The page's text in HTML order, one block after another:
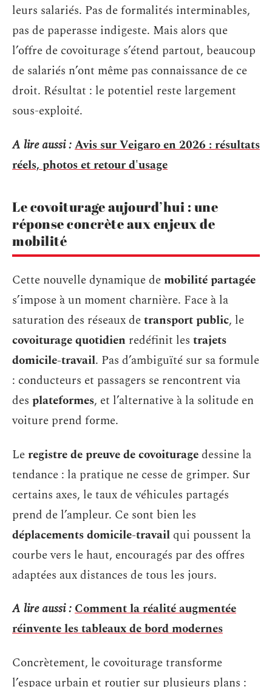
leurs salariés. Pas de formalités interminables,
pas de paperasse indigeste. Mais alors que
l’offre de covoiturage s’étend partout, beaucoup
de salariés n’ont même pas connaissance de ce
droit. Résultat : le potentiel reste largement
sous-exploité.
A lire aussi :Avis sur Veigaro en 2026 : résultats
réels, photos et retour d'usage
Le covoiturage aujourd’hui : une
réponse concrète aux enjeux de
mobilité
Cette nouvelle dynamique demobilité partagée
s’impose à un moment charnière. Face à la
saturation des réseaux detransport public, le
covoiturage quotidien redéfinit les trajets
domicile-travail. Pas d’ambiguïté sur sa formule
: conducteurs et passagers se rencontrent via
des plateformes, et l’alternative à la solitude en
voiture prend forme.
Leregistre de preuve de covoituragedessine la
tendance : la pratique ne cesse de grimper. Sur
certains axes, le taux de véhicules partagés
prend de l’ampleur. Ce sont bien les
déplacements domicile-travail qui poussent la
courbe vers le haut, encouragés par des offres
adaptées aux distances de tous les jours.
A lire aussi :Comment la réalité augmentée
réinvente les tableaux de bord modernes
Concrètement, le covoiturage transforme
l’espace urbain et routier sur plusieurs plans :